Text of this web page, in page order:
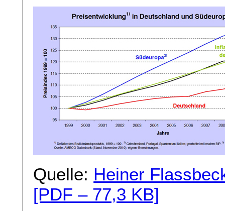
Quelle: Heiner
[PDF – 77,3 KB]